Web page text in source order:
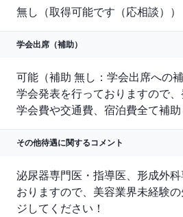
無し（取得可能です（応相談））
学会出席（補助）
可能（補助 無し：学会出席への
学会発表を行っておりますので、
学会費や交通費、宿泊費全て補助
その他待遇に関するコメント
泌尿器専門医・指導医、形成外
おりますので、美容業界未経験
ジしてください！